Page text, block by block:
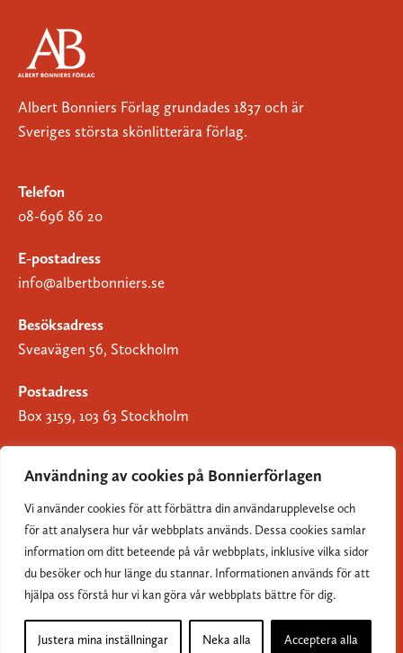
Användning av cookies på Bonnierförlagen
Vi använder cookies för att förbättra din användarupplevelse och
för att analysera hur vår webbplats används. Dessa cookies samlar
information om ditt beteende på vår webbplats, inklusive vilka sidor
du besöker och hur länge du stannar. Informationen används för att
hjälpa oss förstå hur vi kan göra vår webbplats bättre för dig.
Justera mina inställningar Neka alla Acceptera alla
Albert Bonniers Förlag grundades 1837 och är
Sveriges största skönlitterära förlag.
Telefon
08-696 86 20
E-postadress
info@albertbonniers.se
Besöksadress
Sveavägen 56, Stockholm
Postadress
Box 3159, 103 63 Stockholm
Om Bonnierförlagen
Cookies
Integritetspolicy